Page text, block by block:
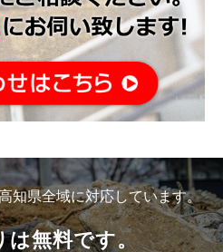
知県全域に対応しています。
は無料です。